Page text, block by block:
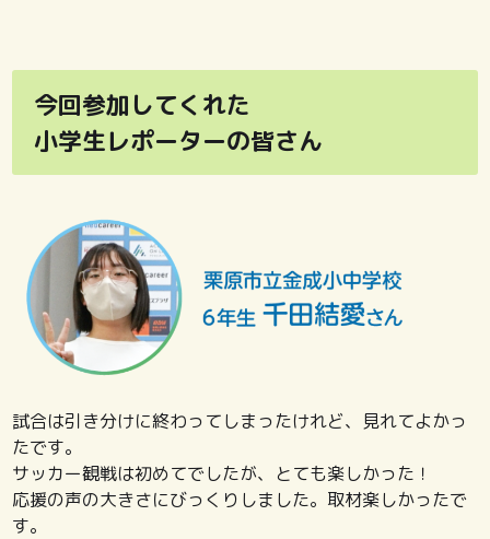
今回参加してくれた
小学生レポーターの皆さん
試合は引き分けに終わってしまったけれど、見れてよかっ
たです。
サッカー観戦は初めてでしたが、とても楽しかった！
応援の声の大きさにびっくりしました。取材楽しかったで
す。